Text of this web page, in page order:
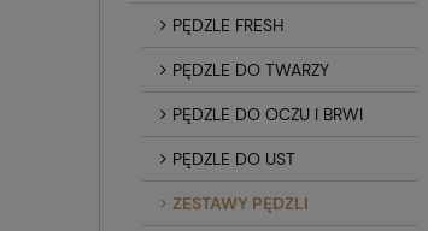
PĘDZLE FRESH
PĘDZLE DO TWARZY
PĘDZLE DO OCZU I BRWI
PĘDZLE DO UST
ZESTAWY PĘDZLI